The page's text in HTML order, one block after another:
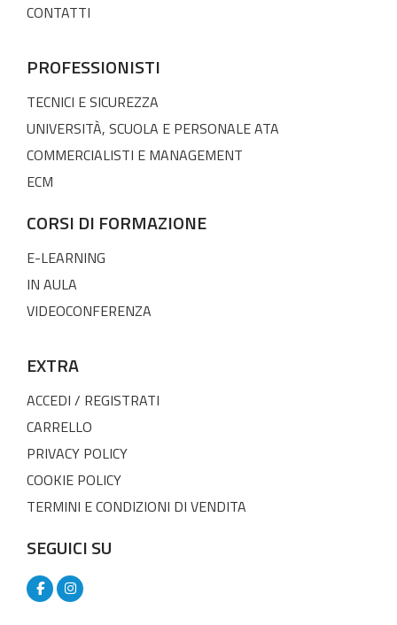
CONTATTI
PROFESSIONISTI
TECNICI E SICUREZZA
UNIVERSITÀ, SCUOLA E PERSONALE ATA
COMMERCIALISTI E MANAGEMENT
ECM
CORSI DI FORMAZIONE
E-LEARNING
IN AULA
VIDEOCONFERENZA
EXTRA
ACCEDI / REGISTRATI
CARRELLO
PRIVACY POLICY
COOKIE POLICY
TERMINI E CONDIZIONI DI VENDITA
SEGUICI SU